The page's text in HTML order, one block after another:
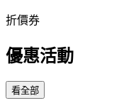
折價券
優惠活動
看全部